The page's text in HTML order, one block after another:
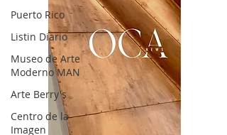
Puerto Rico
Listin Diario
Museo de Arte
Moderno MAN
Arte Berry's
Centro de la
Imagen